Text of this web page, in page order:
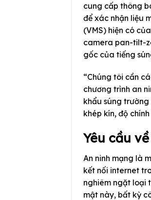
cung cấp thông
để xác nhận liệu
(VMS) hiện có
camera pan-tilt-
gốc của tiếng
“Chúng tôi cần
chương trình an
khẩu súng
khép kín, độ
Yêu cầu
An ninh mạng là
kết nối internet
nghiêm ngặt loại
mật này, bất kỳ